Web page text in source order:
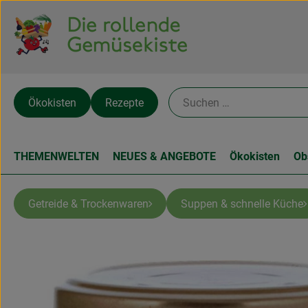
Ökokisten Rezepte
THEMENWELTEN NEUES & ANGEBOTE Ökokisten
Getreide & Trockenwaren Suppen & schnelle Küche